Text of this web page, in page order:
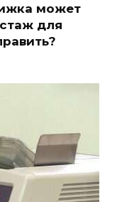
может
для